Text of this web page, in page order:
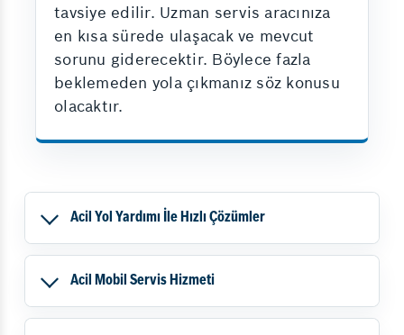
tavsiye edilir. Uzman servis aracınıza
en kısa sürede ulaşacak ve mevcut
sorunu giderecektir. Böylece fazla
beklemeden yola çıkmanız söz konusu
olacaktır.
Acil Yol Yardımı İle Hızlı Çözümler
Acil Mobil Servis Hizmeti